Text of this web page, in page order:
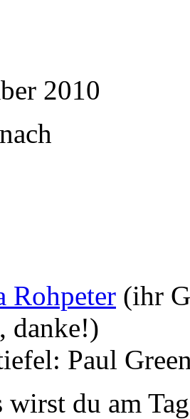
2010
Rohpeter (ihr
danke!)
Paul
wirst du am